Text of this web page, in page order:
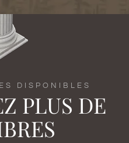
DISPONIBLES
PLUS DE